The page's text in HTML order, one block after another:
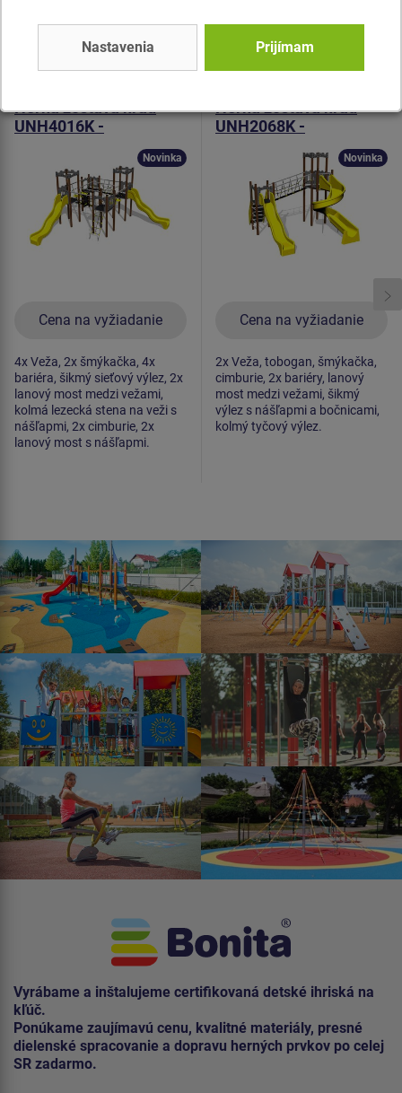
Podobný tovar
Herná zostava hrad
UNH4016K -
Cena na vyžiadanie
Novinka
4x Veža, 2x šmýkačka, 4x
bariéra, šikmý sieťový výlez, 2x
lanový most medzi vežami,
kolmá lezecká stena na veži s
nášľapmi, 2x cimburie, 2x
lanový most s nášľapmi.
Herná zostava hrad
UNH2068K -
Cena na vyžiadanie
Novinka
2x Veža, tobogan, šmýkačka,
cimburie, 2x bariéry, lanový
most medzi vežami, šikmý
výlez s nášľapmi a bočnicami,
kolmý tyčový výlez.
Vyrábame a inštalujeme certifikovaná detské ihriská na
kľúč.
Ponúkame zaujímavú cenu, kvalitné materiály, presné
dielenské spracovanie a dopravu herných prvkov po celej
SR zadarmo.
Nastavenia Prijímam